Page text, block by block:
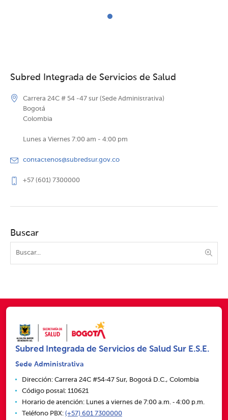
Subred Integrada de Servicios de Salud
Carrera 24C # 54 -47 sur (Sede Administrativa)
Bogotá
Colombia
Lunes a Viernes 7:00 am - 4:00 pm
contactenos@subredsur.gov.co
+57 (601) 7300000
Buscar
Subred Integrada de Servicios de Salud Sur E.S.E.
Sede Administrativa
Dirección: Carrera 24C #54‑47 Sur, Bogotá D.C., Colombia
Código postal: 110621
Horario de atención: Lunes a viernes de 7:00 a.m. ‑ 4:00 p.m.
Teléfono PBX: (+57) 601 7300000